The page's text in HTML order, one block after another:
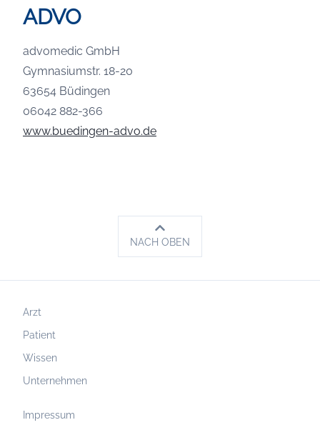
ADVO
advomedic GmbH
Gymnasiumstr. 18-20
63654 Büdingen
06042 882-366
www.buedingen-advo.de
NACH OBEN
Arzt
Patient
Wissen
Unternehmen
Impressum